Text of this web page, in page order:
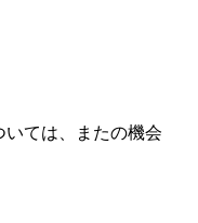
ては、またの機会